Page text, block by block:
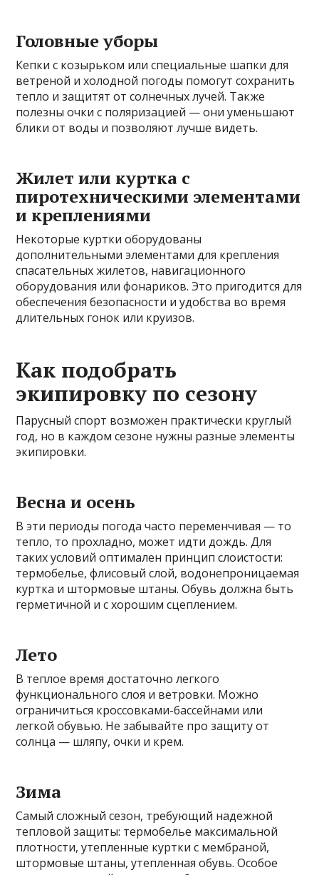
Головные уборы
Кепки с козырьком или специальные шапки для
ветреной и холодной погоды помогут сохранить
тепло и защитят от солнечных лучей. Также
полезны очки с поляризацией — они уменьшают
блики от воды и позволяют лучше видеть.
Жилет или куртка с
пиротехническими элементами
и креплениями
Некоторые куртки оборудованы
дополнительными элементами для крепления
спасательных жилетов, навигационного
оборудования или фонариков. Это пригодится для
обеспечения безопасности и удобства во время
длительных гонок или круизов.
Как подобрать
экипировку по сезону
Парусный спорт возможен практически круглый
год, но в каждом сезоне нужны разные элементы
экипировки.
Весна и осень
В эти периоды погода часто переменчивая — то
тепло, то прохладно, может идти дождь. Для
таких условий оптимален принцип слоистости:
термобелье, флисовый слой, водонепроницаемая
куртка и штормовые штаны. Обувь должна быть
герметичной и с хорошим сцеплением.
Лето
В теплое время достаточно легкого
функционального слоя и ветровки. Можно
ограничиться кроссовками-бассейнами или
легкой обувью. Не забывайте про защиту от
солнца — шляпу, очки и крем.
Зима
Самый сложный сезон, требующий надежной
тепловой защиты: термобелье максимальной
плотности, утепленные куртки с мембраной,
штормовые штаны, утепленная обувь. Особое